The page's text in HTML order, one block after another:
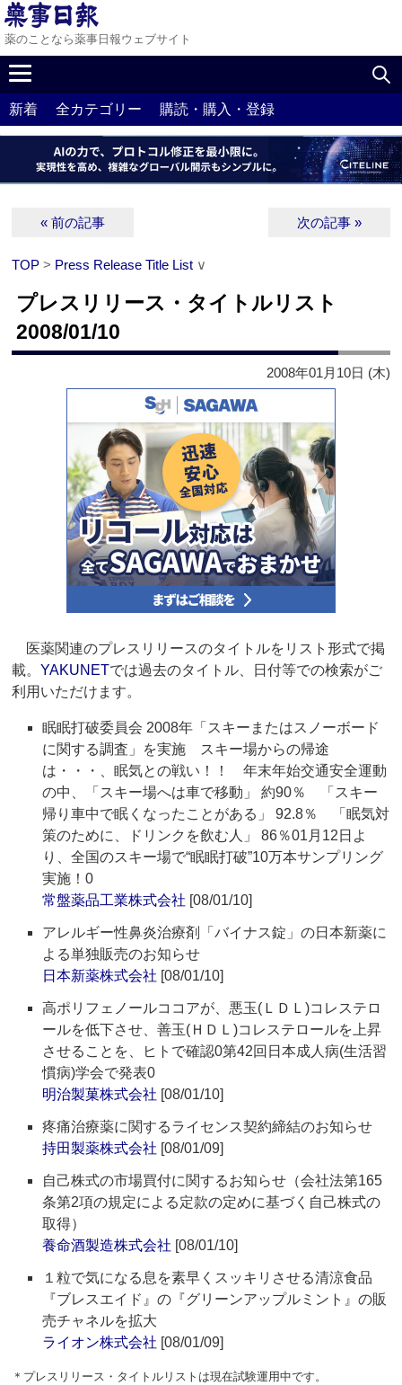
薬のことなら薬事日報ウェブサイト
新着 全カテゴリー 購読・購入・登録
« 前の記事 次の記事 »
TOP > Press Release Title List ∨
プレスリリース・タイトルリスト
2008/01/10
2008年01月10日 (木)
医薬関連のプレスリリースのタイトルをリスト形式で掲
載。YAKUNETでは過去のタイトル、日付等での検索がご
利用いただけます。
眠眠打破委員会 2008年「スキーまたはスノーボード
に関する調査」を実施 スキー場からの帰途
は・・・、眠気との戦い！！ 年末年始交通安全運動
の中、「スキー場へは車で移動」 約90％ 「スキー
帰り車中で眠くなったことがある」 92.8％ 「眠気対
策のために、ドリンクを飲む人」 86％01月12日よ
り、全国のスキー場で“眠眠打破”10万本サンプリング
実施！0
常盤薬品工業株式会社 [08/01/10]
アレルギー性鼻炎治療剤「バイナス錠」の日本新薬に
よる単独販売のお知らせ
日本新薬株式会社 [08/01/10]
高ポリフェノールココアが、悪玉(ＬＤＬ)コレステロ
ールを低下させ、善玉(ＨＤＬ)コレステロールを上昇
させることを、ヒトで確認0第42回日本成人病(生活習
慣病)学会で発表0
明治製菓株式会社 [08/01/10]
疼痛治療薬に関するライセンス契約締結のお知らせ
持田製薬株式会社 [08/01/09]
自己株式の市場買付に関するお知らせ（会社法第165
条第2項の規定による定款の定めに基づく自己株式の
取得）
養命酒製造株式会社 [08/01/10]
１粒で気になる息を素早くスッキリさせる清涼食品
『ブレスエイド』の『グリーンアップルミント』の販
売チャネルを拡大
ライオン株式会社 [08/01/09]
＊プレスリリース・タイトルリストは現在試験運用中です。